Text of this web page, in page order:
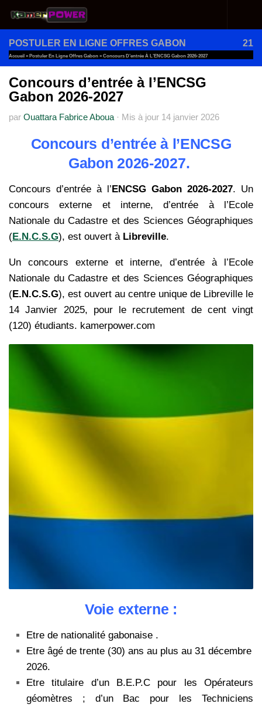
Au dessous du contenu
POSTULER EN LIGNE OFFRES GABON 21
Accueil » Postuler En Ligne Offres Gabon » Concours D’entrée À L’ENCSG Gabon 2026-2027
Concours d’entrée à l’ENCSG
Gabon 2026-2027
par Ouattara Fabrice Aboua · Mis à jour 14 janvier 2026
Concours d’entrée à l’ENCSG
Gabon 2026-2027.
Concours d’entrée à l’ENCSG Gabon 2026-2027. Un
concours externe et interne, d’entrée à l’Ecole
Nationale du Cadastre et des Sciences Géographiques
(E.N.C.S.G), est ouvert à Libreville.
Un concours externe et interne, d’entrée à l’Ecole
Nationale du Cadastre et des Sciences Géographiques
(E.N.C.S.G), est ouvert au centre unique de Libreville le
14 Janvier 2025, pour le recrutement de cent vingt
(120) étudiants. kamerpower.com
Voie externe :
Etre de nationalité gabonaise .
Etre âgé de trente (30) ans au plus au 31 décembre
2026.
Etre titulaire d’un B.E.P.C pour les Opérateurs
géomètres ; d’un Bac pour les Techniciens